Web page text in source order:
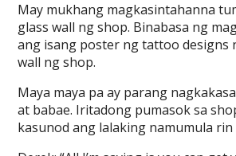
May mukhang magkasintahanna
glass wall ng shop. Binabasa ng
ang isang poster ng tattoo designs
wall ng shop.
Maya maya pa ay parang
at babae. Iritadong pumasok sa
kasunod ang lalaking namumula rin